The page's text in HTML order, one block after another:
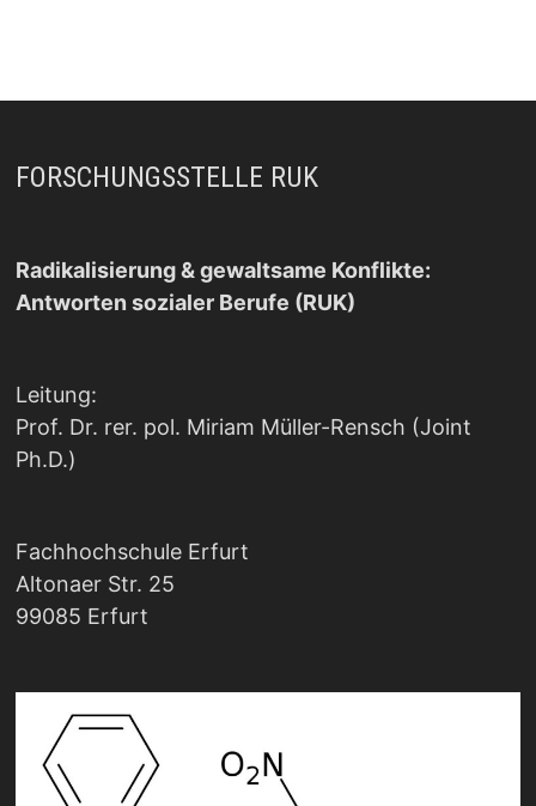
FORSCHUNGSSTELLE RUK
Radikalisierung & gewaltsame Konflikte:
Antworten sozialer Berufe (RUK)
Leitung:
Prof. Dr. rer. pol. Miriam Müller-Rensch (Joint
Ph.D.)
Fachhochschule Erfurt
Altonaer Str. 25
99085 Erfurt